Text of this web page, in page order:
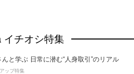
イチオシ特集
んと学ぶ 日常に潜む“人身取引”のリアル
ップ特集